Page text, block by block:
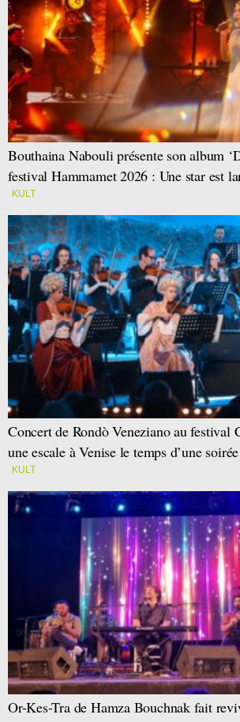
Bouthaina Nabouli présente son album
festival Hammamet 2026 : Une star est
KULT
Concert de Rondò Veneziano au festival
une escale à Venise le temps d’une soirée
KULT
Or-Kes-Tra de Hamza Bouchnak fait